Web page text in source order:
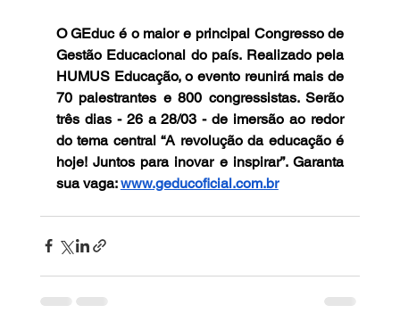
O GEduc é o maior e principal Congresso de
Gestão Educacional do país. Realizado pela
HUMUS Educação, o evento reunirá mais de
70 palestrantes e 800 congressistas. Serão
três dias - 26 a 28/03 - de imersão ao redor
do tema central “A revolução da educação é
hoje! Juntos para inovar e inspirar”. Garanta
sua vaga: www.geducoficial.com.br